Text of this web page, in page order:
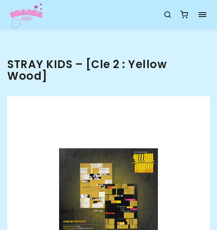
STRAY KIDS – [Cle 2 : Yellow
Wood]